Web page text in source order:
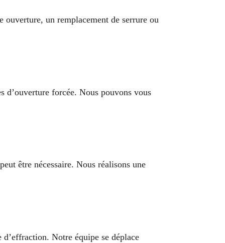
un remplacement de serrure ou
d’ouverture forcée. Nous pouvons vous
être nécessaire. Nous réalisons une
Notre équipe se déplace